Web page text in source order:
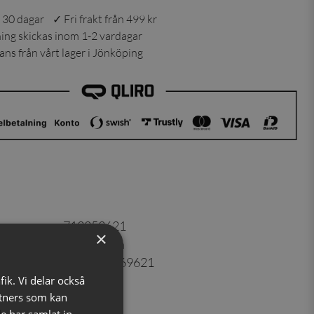
30 dagar ✓ Fri frakt från 499 kr
skickas inom 1-2 vardagar
från vårt lager i Jönköping
:
713253621
100% siden
7350171069621
Ljusgrön
×
Vi delar också
som kan